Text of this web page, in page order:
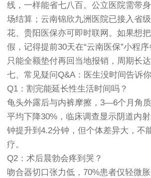
线，一样能省七八百。公立医院需带
场结算；云南锦欣九洲医院已接入省
花、贵阳医保亦可即时联网。如果想
假，记得提前30天在“云南医保”小程
只能全额垫付再回当地报销，周期长达
七、常见疑问Q&A：医生没时间告诉
Q1：割完能延长性生活时间吗？
龟头外露后与内裤摩擦，3—6个月角
平均下降30%，临床调查显示阴道内
钟提升到4.2分钟，但个体差异大，不
疗。
Q2：术后晨勃会疼到哭？
吻合器切口张力低，70%患者仅轻微